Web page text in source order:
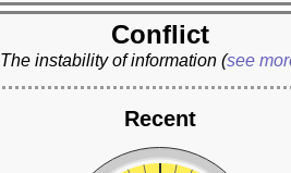
Conflict
The instability of information (see
Recent